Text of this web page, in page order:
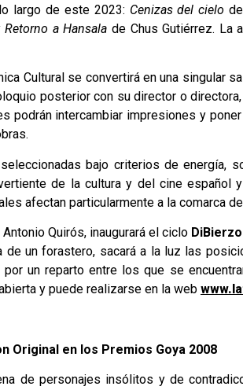
largo de este 2023: Cenizas del cielo
Retorno a Hansala de Chus Gutiérrez. La
Cultural se convertirá en una singular
posterior con su director o
podrán intercambiar impresiones y
bajo criterios de energía,
de la cultura y del cine español
afectan particularmente a la comarca
Quirós, inaugurará el ciclo DiBierzo
de un forastero, sacará a la luz las
un reparto entre los que se
y puede realizarse en la web
Original en los Premios Goya 2008
de personajes insólitos y de